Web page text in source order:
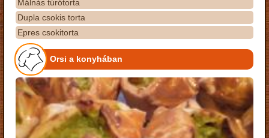
Málnás túrótorta
Dupla csokis torta
Epres csokitorta
Orsi a konyhában